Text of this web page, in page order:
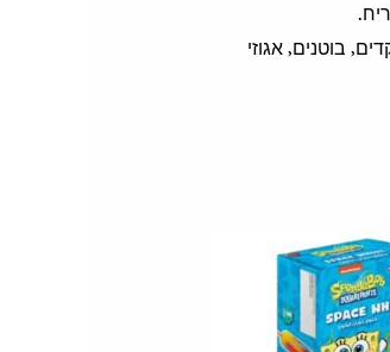
בוטנים, אגוזי